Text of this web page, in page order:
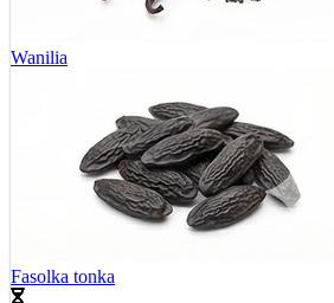
Wanilia
Fasolka tonka